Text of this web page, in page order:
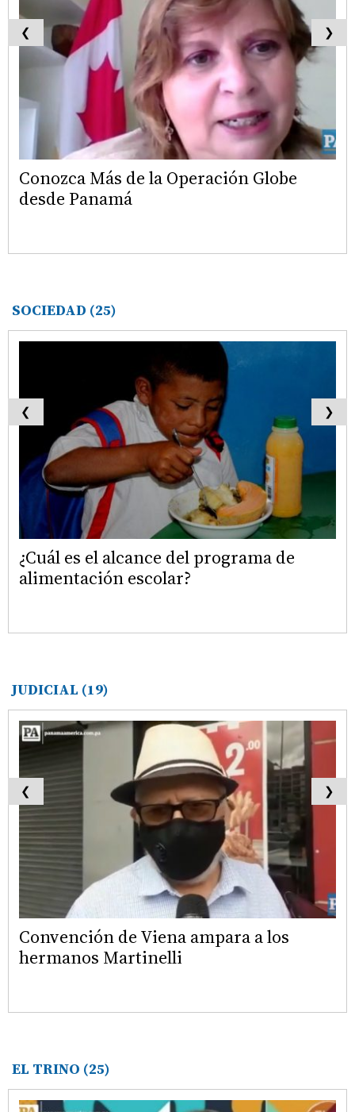
Conozca Más de la Operación Globe
desde Panamá
❮ ❯
SOCIEDAD (25)
¿Cuál es el alcance del programa de
alimentación escolar?
❮ ❯
JUDICIAL (19)
Convención de Viena ampara a los
hermanos Martinelli
❮ ❯
EL TRINO (25)